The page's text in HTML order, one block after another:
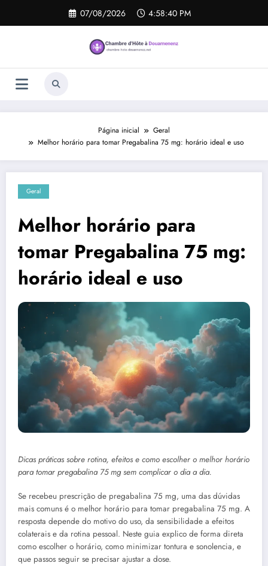
o
07/08/2026 4:58:40 PM
Página inicial
Geral
Melhor horário para tomar Pregabalina 75 mg: horário ideal e uso
Geral
Melhor horário para
tomar Pregabalina 75 mg:
horário ideal e uso
Dicas práticas sobre rotina, efeitos e como escolher o melhor horário
para tomar pregabalina 75 mg sem complicar o dia a dia.
Se recebeu prescrição de pregabalina 75 mg, uma das dúvidas
mais comuns é o melhor horário para tomar pregabalina 75 mg. A
resposta depende do motivo do uso, da sensibilidade a efeitos
colaterais e da rotina pessoal. Neste guia explico de forma direta
como escolher o horário, como minimizar tontura e sonolencia, e
que passos seguir se precisar ajustar a dose.